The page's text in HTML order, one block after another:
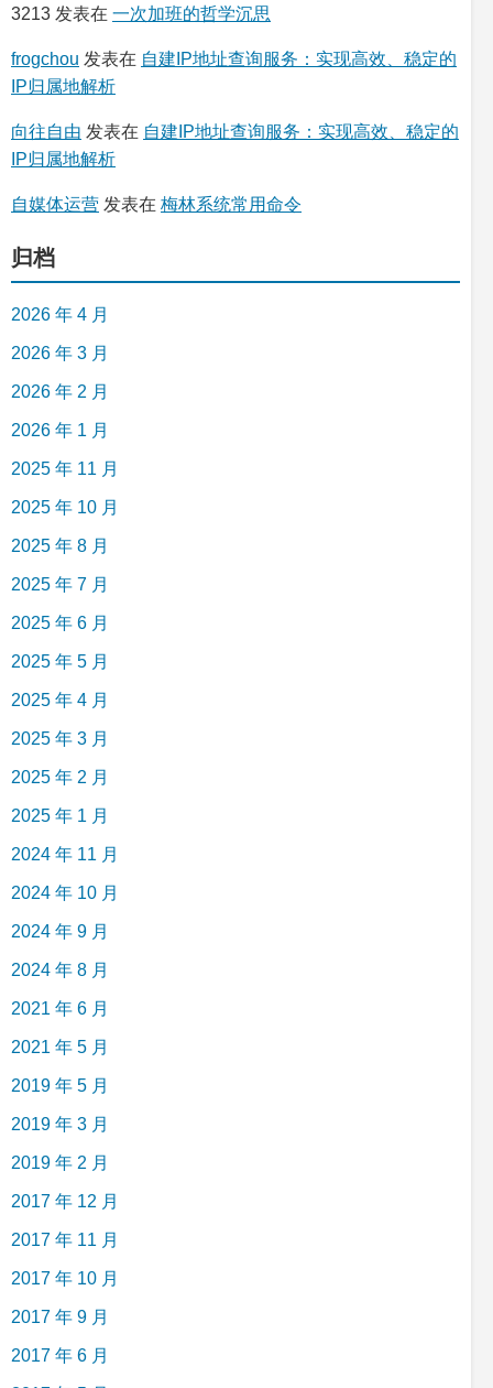
3213 发表在 一次加班的哲学沉思
frogchou 发表在 自建IP地址查询服务：实现高效、稳定的
IP归属地解析
向往自由 发表在 自建IP地址查询服务：实现高效、稳定的
IP归属地解析
自媒体运营 发表在 梅林系统常用命令
归档
2026 年 4 月
2026 年 3 月
2026 年 2 月
2026 年 1 月
2025 年 11 月
2025 年 10 月
2025 年 8 月
2025 年 7 月
2025 年 6 月
2025 年 5 月
2025 年 4 月
2025 年 3 月
2025 年 2 月
2025 年 1 月
2024 年 11 月
2024 年 10 月
2024 年 9 月
2024 年 8 月
2021 年 6 月
2021 年 5 月
2019 年 5 月
2019 年 3 月
2019 年 2 月
2017 年 12 月
2017 年 11 月
2017 年 10 月
2017 年 9 月
2017 年 6 月